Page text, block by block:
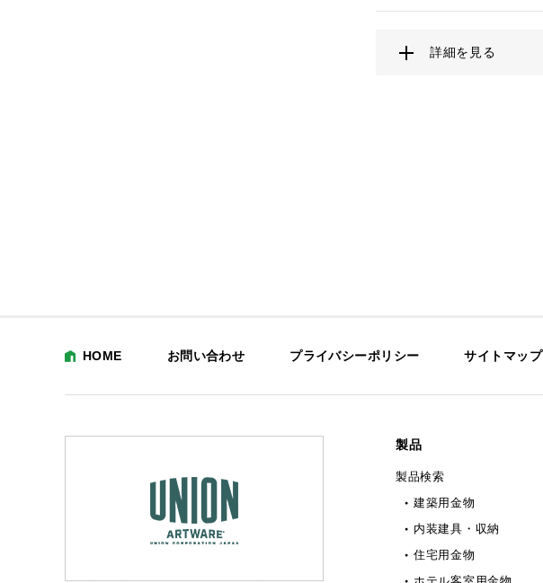
詳細を見る
HOME お問い合わせ プライバシーポリシー サイトマップ
製品
製品検索
建築用金物
内装建具・収納
住宅用金物